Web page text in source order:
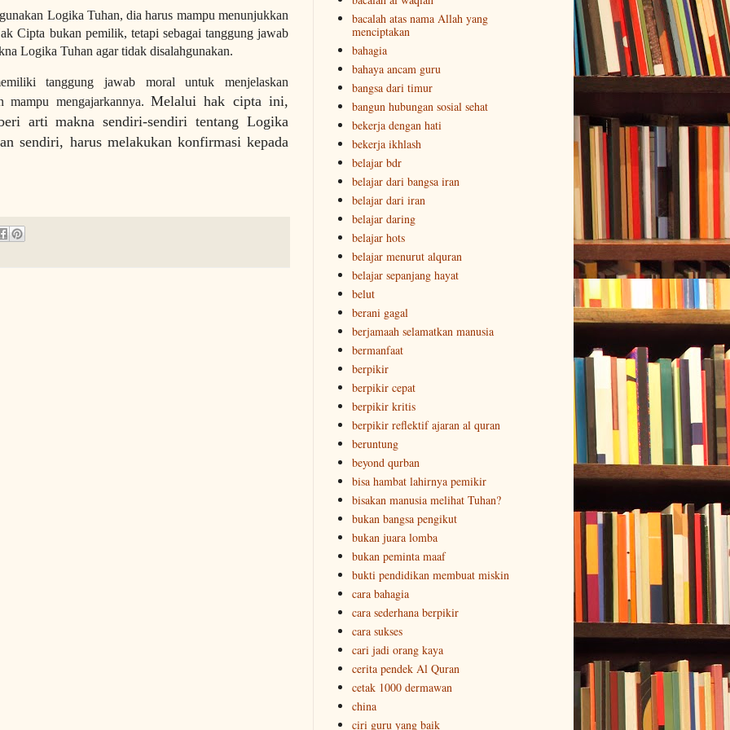
Logika Tuhan, dia harus mampu menunjukkan
Cipta bukan pemilik, tetapi sebagai tanggung jawab
Logika Tuhan agar tidak disalahgunakan.
tanggung jawab moral untuk menjelaskan
mampu mengajarkannya. Melalui hak cipta ini,
arti makna sendiri-sendiri tentang Logika
sendiri, harus melakukan konfirmasi kepada
bacalah atas nama Allah yang
menciptakan
bahagia
bahaya ancam guru
bangsa dari timur
bangun hubungan sosial sehat
bekerja dengan hati
bekerja ikhlash
belajar bdr
belajar dari bangsa iran
belajar dari iran
belajar daring
belajar hots
belajar menurut alquran
belajar sepanjang hayat
belut
berani gagal
berjamaah selamatkan manusia
bermanfaat
berpikir
berpikir cepat
berpikir kritis
berpikir reflektif ajaran al quran
beruntung
beyond qurban
bisa hambat lahirnya pemikir
bisakan manusia melihat Tuhan?
bukan bangsa pengikut
bukan juara lomba
bukan peminta maaf
bukti pendidikan membuat miskin
cara bahagia
cara sederhana berpikir
cara sukses
cari jadi orang kaya
cerita pendek Al Quran
cetak 1000 dermawan
china
ciri guru yang baik